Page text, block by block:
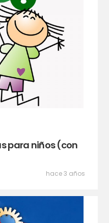
para niños (con
hace 3 años